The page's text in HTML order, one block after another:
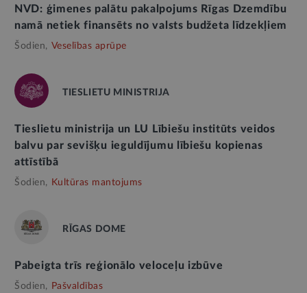
NVD: ģimenes palātu pakalpojums Rīgas Dzemdību
namā netiek finansēts no valsts budžeta līdzekļiem
Šodien, Veselības aprūpe
TIESLIETU MINISTRIJA
Tieslietu ministrija un LU Lībiešu institūts veidos
balvu par sevišķu ieguldījumu lībiešu kopienas
attīstībā
Šodien, Kultūras mantojums
RĪGAS DOME
Pabeigta trīs reģionālo veloceļu izbūve
Šodien, Pašvaldības